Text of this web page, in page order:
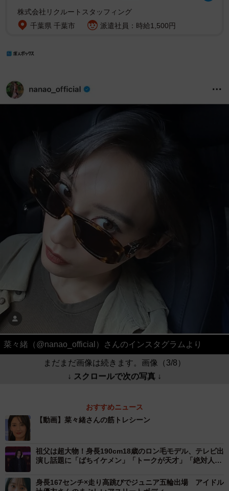
株式会社リクルートスタッフィング
千葉県 千葉市
派遣社員：時給1,500円
菜々緒（@nanao_official）さんのインスタグラムより
まだまだ画像は続きます。画像（3/8）
↓ スクロールで次の写真 ↓
おすすめニュース
【動画】菜々緒さんの筋トレシーン
祖父は超大物！身長190cm18歳のロン毛モデル、テレビ出
演し話題に「ばちイケメン」「トークが天才」「絶対人気
身長167センチ×走り高跳びでジュニア五輪出場 アイドル